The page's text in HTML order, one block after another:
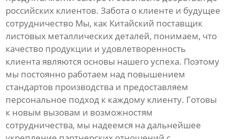
российских клиентов. Забота о клиенте и будущее
сотрудничество Мы, как Китайский поставщик
листовых металлических деталей, понимаем, что
качество продукции и удовлетворенность
клиента являются основы нашего успеха. Поэтому
мы постоянно работаем над повышением
стандартов производства и предоставляем
персональное подход к каждому клиенту. Готовы
к новым вызовам и возможностям
сотрудничества, мы надеемся на дальнейшее